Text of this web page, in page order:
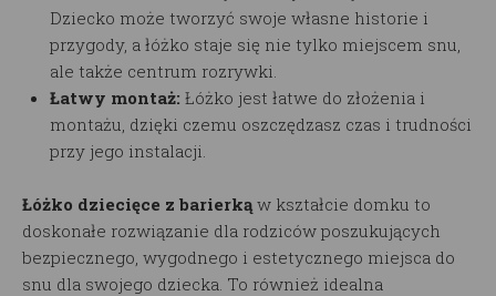
Dziecko może tworzyć swoje własne historie i
przygody, a łóżko staje się nie tylko miejscem snu,
ale także centrum rozrywki.
Łatwy montaż: Łóżko jest łatwe do złożenia i
montażu, dzięki czemu oszczędzasz czas i trudności
przy jego instalacji.
Łóżko dziecięce z barierką w kształcie domku to
doskonałe rozwiązanie dla rodziców poszukujących
bezpiecznego, wygodnego i estetycznego miejsca do
snu dla swojego dziecka. To również idealna